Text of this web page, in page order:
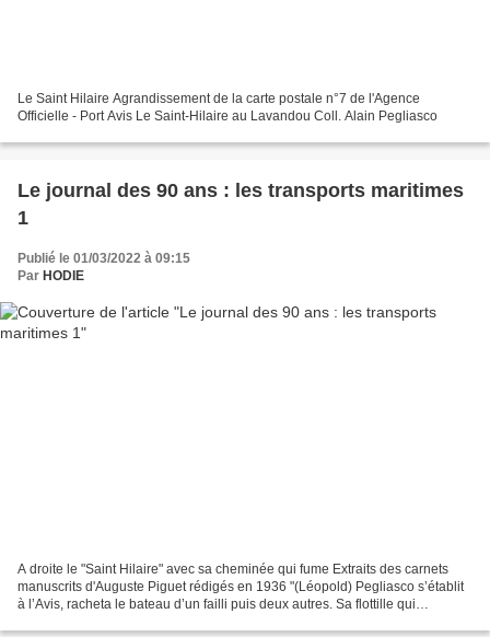
Le Saint Hilaire Agrandissement de la carte postale n°7 de l'Agence
Officielle - Port Avis Le Saint-Hilaire au Lavandou Coll. Alain Pegliasco
Le journal des 90 ans : les transports maritimes
1
Publié le 01/03/2022 à 09:15
Par HODIE
A droite le "Saint Hilaire" avec sa cheminée qui fume Extraits des carnets
manuscrits d'Auguste Piguet rédigés en 1936 "(Léopold) Pegliasco s’établit
à l’Avis, racheta le bateau d’un failli puis deux autres. Sa flottille qui